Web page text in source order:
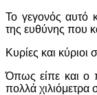
Το γεγονός αυτό
της ευθύνης που
Κυρίες και κύριοι
Όπως είπε και ο
πολλά χιλιόμετρα